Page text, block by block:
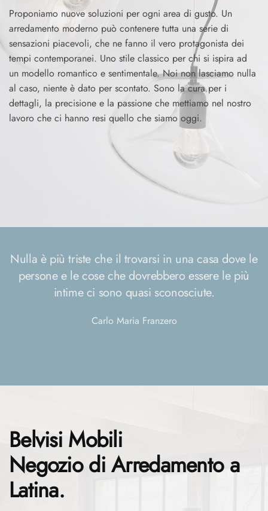
Proponiamo nuove soluzioni per ogni area di gusto. Un
arredamento moderno può contenere tutta una serie di
sensazioni piacevoli, che ne fanno il vero protagonista dei
tempi contemporanei. Uno stile classico per chi si ispira ad
un modello romantico e sentimentale. Noi non lasciamo nulla
al caso, niente è dato per scontato. Sono la cura per i
dettagli, la precisione e la passione che mettiamo nel nostro
lavoro che ci hanno resi quello che siamo oggi.
Nulla è più triste che il trovarsi in una casa dove le
persone e le cose che dovrebbero essere le più
intime ci sono quasi sconosciute.
Carlo Maria Franzero
Belvisi Mobili
Negozio di Arredamento a
Latina.